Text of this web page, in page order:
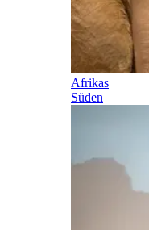
Afrikas
Süden